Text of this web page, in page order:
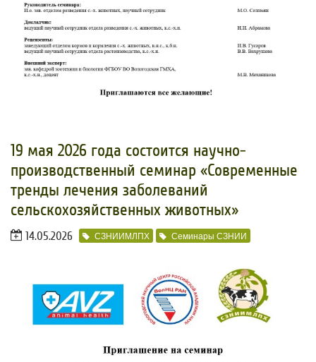
19 мая 2026 года состоится научно-
производственный семинар «Современные
тренды лечения заболеваний
сельскохозяйственных животных»
14.05.2026 СЗНИИМЛПХ Семинары СЗНИИ